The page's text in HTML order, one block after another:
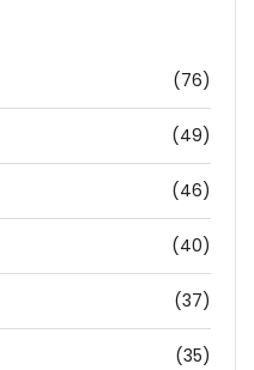
(76)
(49)
(46)
(40)
(37)
(35)